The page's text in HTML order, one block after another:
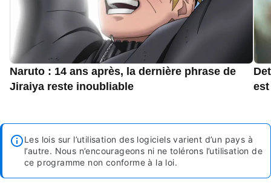
Naruto : 14 ans après, la dernière phrase de
Jiraiya reste inoubliable
Les lois sur l’utilisation des logiciels varient d’un pays à
l’autre. Nous n’encourageons ni ne tolérons l’utilisation de
ce programme non conforme à la loi.